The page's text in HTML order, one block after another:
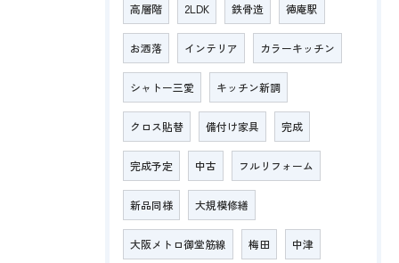
高層階 2LDK 鉄骨造 徳庵駅
お洒落 インテリア カラーキッチン
シャトー三愛 キッチン新調
クロス貼替 備付け家具 完成
完成予定 中古 フルリフォーム
新品同様 大規模修繕
大阪メトロ御堂筋線 梅田 中津